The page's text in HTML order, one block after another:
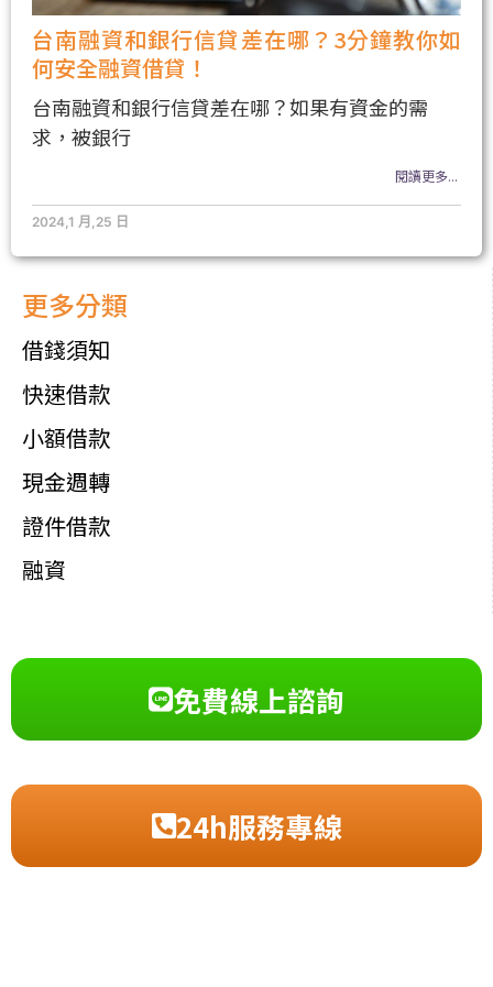
更多分類
借錢須知
快速借款
小額借款
現金週轉
證件借款
融資
台南融資和銀行信貸差在哪？3分鐘教你如
何安全融資借貸！
台南融資和銀行信貸差在哪？如果有資金的需
求，被銀行
閱讀更多...
2024,1 月,25 日
免費線上諮詢
24h服務專線